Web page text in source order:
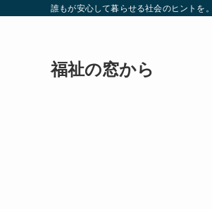
誰もが安心して暮らせる社会のヒントを。
福祉の窓から